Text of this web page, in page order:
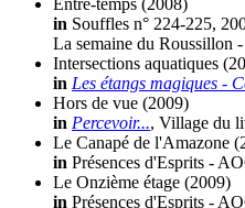
Entre-temps (2008)
in Souffles n° 224-225,
La semaine du Roussillon
Intersections aquatiques
in Les étangs magiques -
Hors de vue (2009)
in Percevoir..., Village du
Le Canapé de l'Amazone
in Présences d'Esprits -
Le Onzième étage (2009)
in Présences d'Esprits -